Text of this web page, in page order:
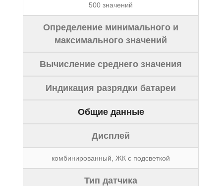
500 значений
Определение минимального и
максимального значений
Вычисление среднего значения
Индикация разрядки батареи
Общие данные
Дисплей
комбинированный, ЖК с подсветкой
Тип датчика